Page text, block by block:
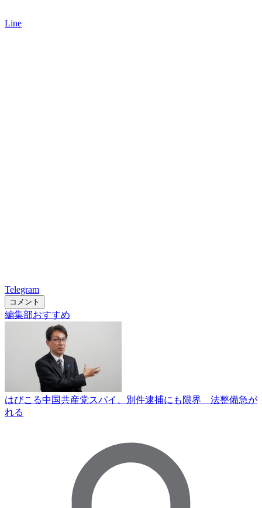
Line
Telegram
コメント
編集部おすすめ
はびこる中国共産党スパイ、別件逮捕にも限界 法整備急が
れる